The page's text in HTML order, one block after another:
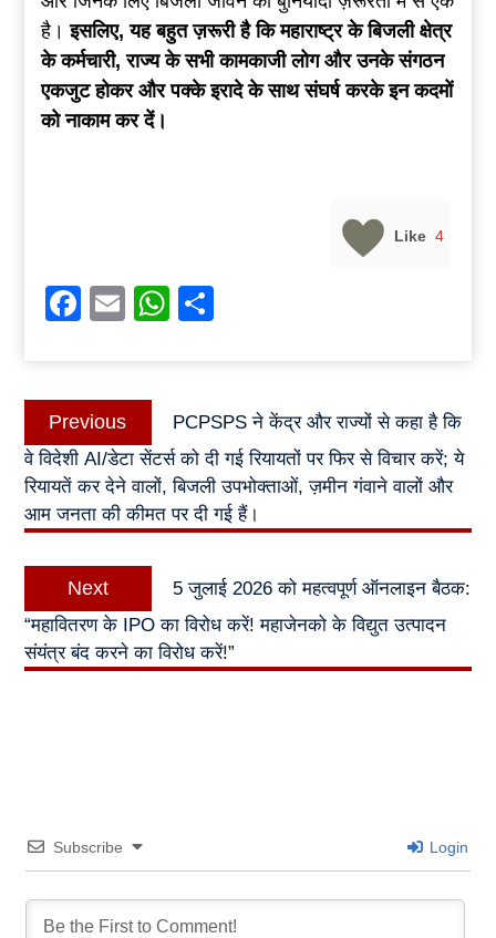
है।इसलिए,यह बहुत ज़रूरी है कि महाराष्ट्र के बिजली क्षेत्र
के कर्मचारी,राज्य के सभी कामकाजी लोग और उनके संगठन
एकजुट होकर और पक्के इरादे के साथ संघर्ष करके इन कदमों
को नाकाम कर दें।
Like 4
Facebook
EmailWhatsApp
Post
navigation
Previous
post:
PCPSPS ने केंद्र और राज्यों से कहा है कि
वे विदेशी AI/डेटा सेंटर्स को दी गई रियायतों पर फिर से विचार करें; ये
रियायतें कर देने वालों, बिजली उपभोक्ताओं, ज़मीन गंवाने वालों और
आम जनता की कीमत पर दी गई हैं।
Next
post:
5 जुलाई 2026 को महत्वपूर्ण ऑनलाइन बैठक:
“महावितरण के IPO का विरोध करें! महाजेनको के विद्युत उत्पादन
संयंत्र बंद करने का विरोध करें!”
Subscribe Login